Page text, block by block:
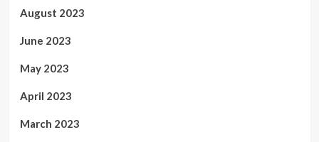
August 2023
June 2023
May 2023
April 2023
March 2023